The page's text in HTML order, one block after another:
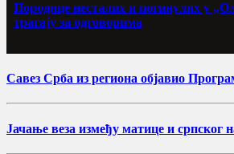
Породице несталих и погинулих у
трагају за одговорима
Савез Срба из региона објавио
Јачање веза између матице и српског